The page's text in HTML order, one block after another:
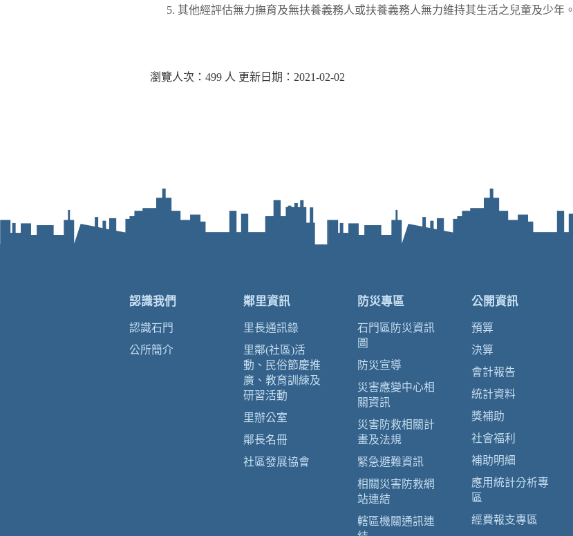
其他經評估無力撫育及無扶養義務人或扶養義務人無力維持其生活之兒童及少年。
瀏覽人次：499 人 更新日期：2021-02-02
認識我們
認識石門
公所簡介
鄰里資訊
里長通訊錄
里鄰(社區)活
動、民俗節慶推
廣、教育訓練及
研習活動
里辦公室
鄰長名冊
社區發展協會
防災專區
石門區防災資訊
圖
防災宣導
災害應變中心相
關資訊
災害防救相關計
畫及法規
緊急避難資訊
相關災害防救網
站連結
轄區機關通訊連
公開資訊
預算
決算
會計報告
統計資料
獎補助
社會福利
補助明細
應用統計分析專
區
經費報支專區